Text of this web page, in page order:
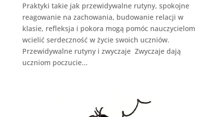
Praktyki takie jak przewidywalne rutyny, spokojne
reagowanie na zachowania, budowanie relacji w
klasie, refleksja i pokora mogą pomóc nauczycielom
wcielić serdeczność w życie swoich uczniów.
Przewidywalne rutyny i zwyczaje Zwyczaje dają
uczniom poczucie...